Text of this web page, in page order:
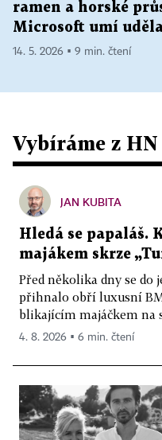
ramen a horské
Microsoft umí
14. 5. 2026 ▪ 9 min. čtení
Vybíráme z HN
JAN KUBITA
Hledá se papaláš.
majákem skrze
Před několika dny se do
přihnalo obří luxusní
blikajícím majáčkem na
4. 8. 2026 ▪ 6 min. čtení